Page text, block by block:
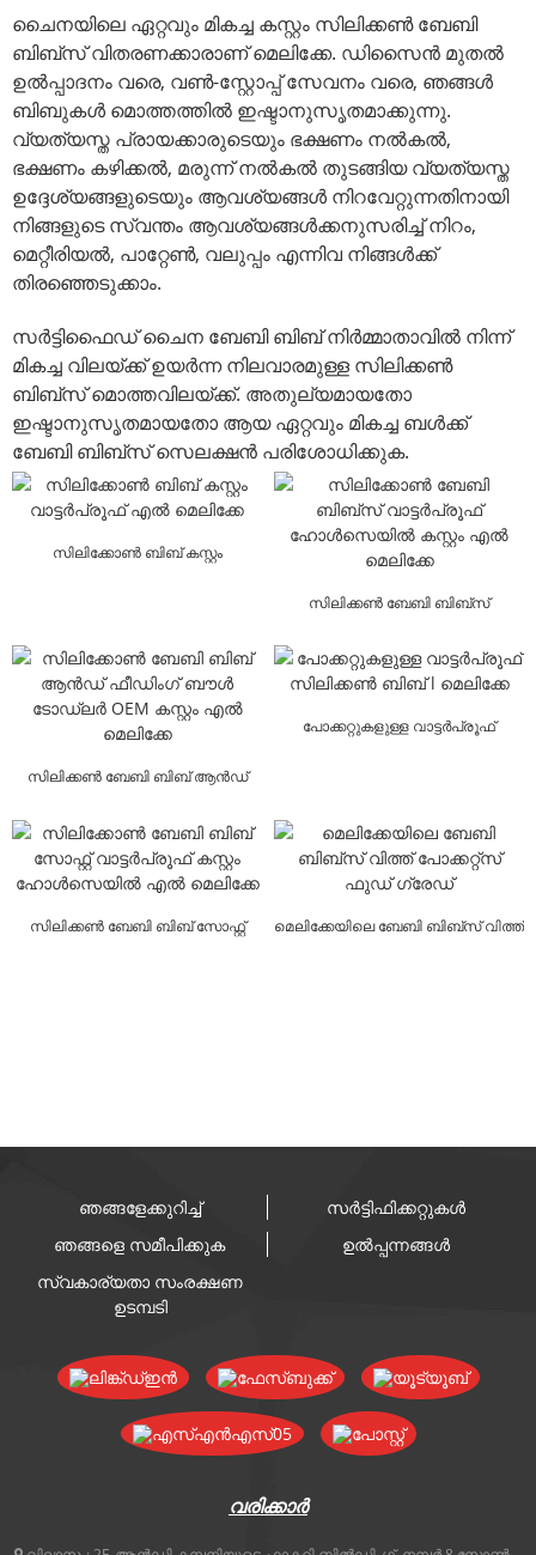
ചൈനയിലെ ഏറ്റവും മികച്ച കസ്റ്റം സിലിക്കൺ ബേബി
ബിബ്‌സ് വിതരണക്കാരാണ് മെലിക്കേ. ഡിസൈൻ മുതൽ
ഉൽപ്പാദനം വരെ, വൺ-സ്റ്റോപ്പ് സേവനം വരെ, ഞങ്ങൾ
ബിബുകൾ മൊത്തത്തിൽ ഇഷ്ടാനുസൃതമാക്കുന്നു.
വ്യത്യസ്ത പ്രായക്കാരുടെയും ഭക്ഷണം നൽകൽ,
ഭക്ഷണം കഴിക്കൽ, മരുന്ന് നൽകൽ തുടങ്ങിയ വ്യത്യസ്ത
ഉദ്ദേശ്യങ്ങളുടെയും ആവശ്യങ്ങൾ നിറവേറ്റുന്നതിനായി
നിങ്ങളുടെ സ്വന്തം ആവശ്യങ്ങൾക്കനുസരിച്ച് നിറം,
മെറ്റീരിയൽ, പാറ്റേൺ, വലുപ്പം എന്നിവ നിങ്ങൾക്ക്
തിരഞ്ഞെടുക്കാം.
സർട്ടിഫൈഡ് ചൈന ബേബി ബിബ് നിർമ്മാതാവിൽ നിന്ന്
മികച്ച വിലയ്ക്ക് ഉയർന്ന നിലവാരമുള്ള സിലിക്കൺ
ബിബ്‌സ് മൊത്തവിലയ്ക്ക്. അതുല്യമായതോ
ഇഷ്ടാനുസൃതമായതോ ആയ ഏറ്റവും മികച്ച ബൾക്ക്
ബേബി ബിബ്‌സ് സെലക്ഷൻ പരിശോധിക്കുക.
സിലിക്കോൺ ബിബ് കസ്റ്റം
സിലിക്കൺ ബേബി ബിബ്സ്
സിലിക്കൺ ബേബി ബിബ് ആൻഡ്
പോക്കറ്റുകളുള്ള വാട്ടർപ്രൂഫ്
സിലിക്കൺ ബേബി ബിബ് സോഫ്റ്റ്
മെലിക്കേയിലെ ബേബി ബിബ്‌സ് വിത്ത്
ഞങ്ങളേക്കുറിച്ച്
സർട്ടിഫിക്കറ്റുകൾ
ഞങ്ങളെ സമീപിക്കുക
ഉൽപ്പന്നങ്ങൾ
സ്വകാര്യതാ സംരക്ഷണ
ഉടമ്പടി
വരിക്കാർ